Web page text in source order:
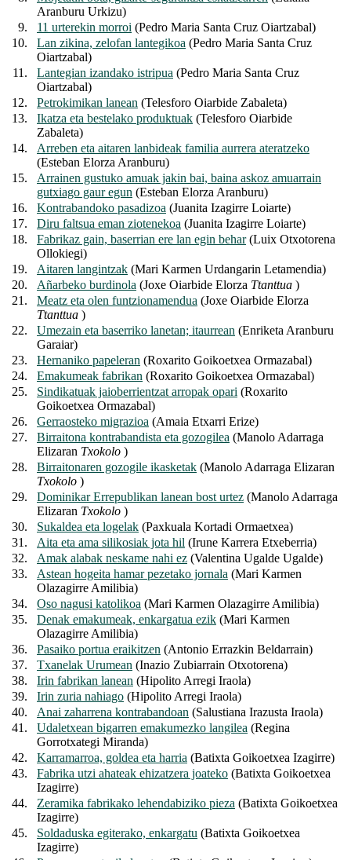
Aranburu Urkizu)
9.
11 urterekin morroi (Pedro Maria Santa Cruz Oiartzabal)
10.
Lan zikina, zelofan lantegikoa (Pedro Maria Santa Cruz
Oiartzabal)
11.
Lantegian izandako istripua (Pedro Maria Santa Cruz
Oiartzabal)
12.
Petrokimikan lanean (Telesforo Oiarbide Zabaleta)
13.
Ikatza eta bestelako produktuak (Telesforo Oiarbide
Zabaleta)
14.
Arreben eta aitaren lanbideak familia aurrera ateratzeko
(Esteban Elorza Aranburu)
15.
Arrainen gustuko amuak jakin bai, baina askoz amuarrain
gutxiago gaur egun (Esteban Elorza Aranburu)
16.
Kontrabandoko pasadizoa (Juanita Izagirre Loiarte)
17.
Diru faltsua eman ziotenekoa (Juanita Izagirre Loiarte)
18.
Fabrikaz gain, baserrian ere lan egin behar(Luix Otxotorena
Ollokiegi)
19.
Aitaren langintzak (Mari Karmen Urdangarin Letamendia)
20.
Añarbeko burdinola (Joxe Oiarbide Elorza Ttanttua )
21.
Meatz eta olen funtzionamendua (Joxe Oiarbide Elorza
Ttanttua )
22.
Umezain eta baserriko lanetan; itaurrean (Enriketa Aranburu
Garaiar)
23.
Hernaniko papeleran (Roxarito Goikoetxea Ormazabal)
24.
Emakumeak fabrikan (Roxarito Goikoetxea Ormazabal)
25.
Sindikatuak jaioberrientzat arropak opari (Roxarito
Goikoetxea Ormazabal)
26.
Gerraosteko migrazioa (Amaia Etxarri Erize)
27.
Birraitona kontrabandista eta gozogilea (Manolo Adarraga
Elizaran Txokolo )
28.
Birraitonaren gozogile ikasketak (Manolo Adarraga Elizaran
Txokolo )
29.
Dominikar Errepublikan lanean bost urtez (Manolo Adarraga
Elizaran Txokolo )
30.
Sukaldea eta logelak (Paxkuala Kortadi Ormaetxea)
31.
Aita eta ama silikosiak jota hil (Irune Karrera Etxeberria)
32.
Amak alabak neskame nahi ez (Valentina Ugalde Ugalde)
33.
Astean hogeita hamar pezetako jornala (Mari Karmen
Olazagirre Amilibia)
34.
Oso nagusi katolikoa (Mari Karmen Olazagirre Amilibia)
35.
Denak emakumeak, enkargatua ezik (Mari Karmen
Olazagirre Amilibia)
36.
Pasaiko portua eraikitzen (Antonio Errazkin Beldarrain)
37.
Txanelak Urumean (Inazio Zubiarrain Otxotorena)
38.
Irin fabrikan lanean (Hipolito Arregi Iraola)
39.
Irin zuria nahiago (Hipolito Arregi Iraola)
40.
Anai zaharrena kontrabandoan (Salustiana Irazusta Iraola)
41.
Udaletxean bigarren emakumezko langilea (Regina
Gorrotxategi Miranda)
42.
Karramarroa, goldea eta harria (Batixta Goikoetxea Izagirre)
43.
Fabrika utzi ahateak ehizatzera joateko (Batixta Goikoetxea
Izagirre)
44.
Zeramika fabrikako lehendabiziko pieza (Batixta Goikoetxea
Izagirre)
45.
Soldaduska egiterako, enkargatu (Batixta Goikoetxea
Izagirre)